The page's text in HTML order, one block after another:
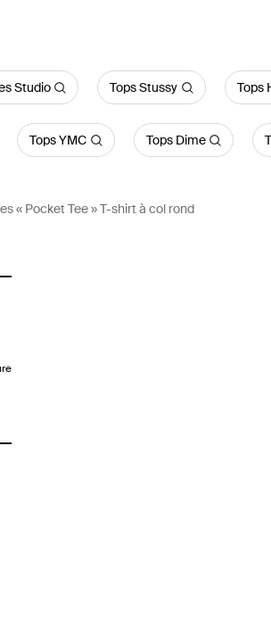
Studio Tops Stussy Tops
Tops YMC Tops Dime
« Pocket Tee » T-shirt à col rond